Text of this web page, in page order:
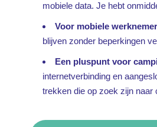
mobiele data. Je hebt
Voor mobiele
blijven zonder beperkingen
Een pluspunt voor
internetverbinding en
trekken die op zoek zijn naar